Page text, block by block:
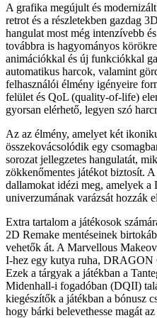
A grafika megújult és
retrot és a részletekben gazdag
hangulat most még intenzívebb
továbbra is hagyományos
animációkkal és új funkciókkal
automatikus harcok, valamint
felhasználói élmény igényeire
felület és QoL (quality-of-life)
gyorsan elérhető, legyen szó
Az az élmény, amelyet két
összekovácsolódik egy
sorozat jellegzetes hangulatát,
zökkenőmentes játékot biztosít.
dallamokat idézi meg, amelyek
univerzumának varázsát hozzák
Extra tartalom a játékosok
2D Remake mentéseinek
vehetők át. A Marvellous
I-hez egy kutya ruha, DRAGON
Ezek a tárgyak a játékban a
Midenhall-i fogadóban (DQII)
kiegészítők a játékban a bónusz
hogy bárki belevethesse magát